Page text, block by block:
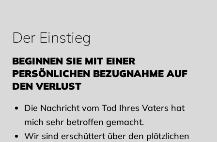
Der Einstieg
BEGINNEN SIE MIT EINER
PERSÖNLICHEN BEZUGNAHME AUF
DEN VERLUST
Die Nachricht vom Tod Ihres Vaters hat
mich sehr betroffen gemacht.
Wir sind erschüttert über den plötzlichen